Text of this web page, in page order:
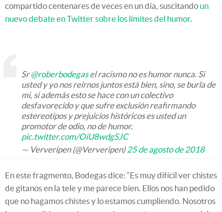
compartido centenares de veces en un día, suscitando un
nuevo debate en Twitter sobre los límites del humor.
Sr@roberbodegasel racismo no es humor nunca. Si
usted y yo nos reírnos juntos está bien, sino, se burla de
mi, si además esto se hace con un colectivo
desfavorecido y que sufre exclusión reafirmando
estereotipos y prejuicios históricos es usted un
promotor de odio, no de humor.
pic.twitter.com/OiU8wdgSJC
— Ververipen (@Ververipen) 25 de agosto de 2018
En este fragmento, Bodegas dice: “Es muy difícil ver chistes
de gitanos en la tele y me parece bien. Ellos nos han pedido
que no hagamos chistes y lo estamos cumpliendo. Nosotros